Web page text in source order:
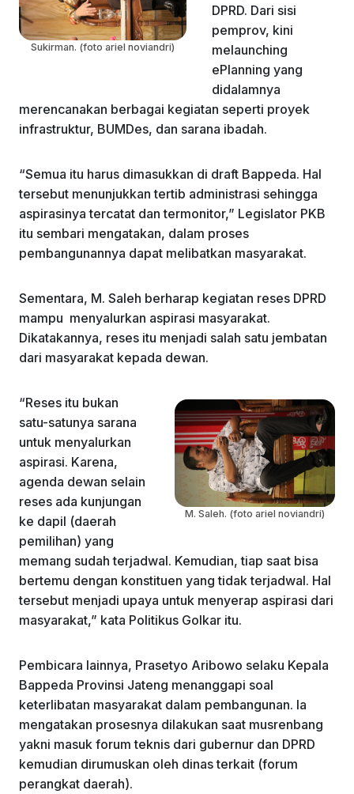
Sukirman. (foto ariel noviandri)
DPRD. Dari sisi
pemprov, kini
melaunching
ePlanning yang
didalamnya
merencanakan berbagai kegiatan seperti proyek
infrastruktur, BUMDes, dan sarana ibadah.
“Semua itu harus dimasukkan di draft Bappeda. Hal
tersebut menunjukkan tertib administrasi sehingga
aspirasinya tercatat dan termonitor,” Legislator PKB
itu sembari mengatakan, dalam proses
pembangunannya dapat melibatkan masyarakat.
Sementara, M. Saleh berharap kegiatan reses DPRD
mampu menyalurkan aspirasi masyarakat.
Dikatakannya, reses itu menjadi salah satu jembatan
dari masyarakat kepada dewan.
M. Saleh. (foto ariel noviandri)
“Reses itu bukan
satu-satunya sarana
untuk menyalurkan
aspirasi. Karena,
agenda dewan selain
reses ada kunjungan
ke dapil (daerah
pemilihan) yang
memang sudah terjadwal. Kemudian, tiap saat bisa
bertemu dengan konstituen yang tidak terjadwal. Hal
tersebut menjadi upaya untuk menyerap aspirasi dari
masyarakat,” kata Politikus Golkar itu.
Pembicara lainnya, Prasetyo Aribowo selaku Kepala
Bappeda Provinsi Jateng menanggapi soal
keterlibatan masyarakat dalam pembangunan. Ia
mengatakan prosesnya dilakukan saat musrenbang
yakni masuk forum teknis dari gubernur dan DPRD
kemudian dirumuskan oleh dinas terkait (forum
perangkat daerah).